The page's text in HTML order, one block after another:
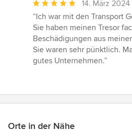
Durchschnittliche
Bewertung:
5
von
5
Sternen
14. März 2024
“Ich war mit den Transport
Sie haben meinen Tresor
Beschädigungen aus
Sie waren sehr pünktlich.
gutes Unternehmen.”
Orte in der Nähe